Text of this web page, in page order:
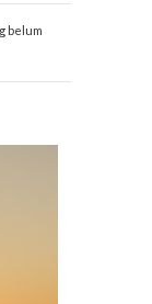
belum